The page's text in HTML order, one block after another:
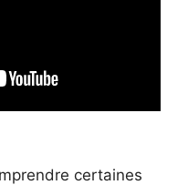
certaines